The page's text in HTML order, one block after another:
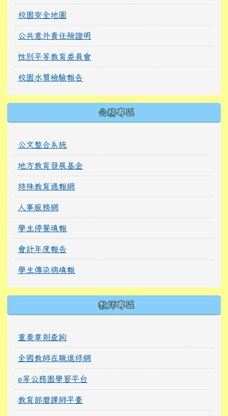
校園安全地圖
公共意外責任險證明
性別平等教育委員會
校園水質檢驗報告
公務專區
公文整合系統
地方教育發展基金
特殊教育通報網
人事服務網
學生停餐填報
會計年度報告
學生傳染病填報
教師專區
重要章則查詢
全國教師在職進修網
e等公務園學習平台
教育部磨課師平臺